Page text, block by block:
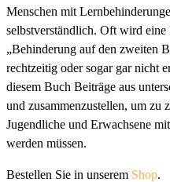
Menschen mit
selbstverständlich. Oft wird
„Behinderung auf den zweiten
rechtzeitig oder sogar gar nicht
diesem Buch Beiträge aus
und zusammenzustellen, um zu
Jugendliche und Erwachsene
werden müssen.
Bestellen Sie in unserem Shop.